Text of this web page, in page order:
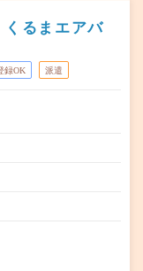
くるまエアバ
録OK 派遣